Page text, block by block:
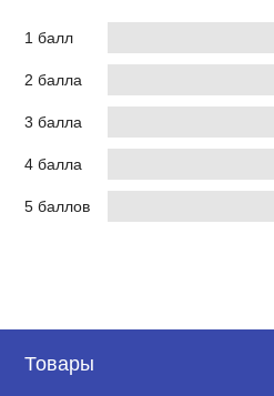
1 балл
2 балла
3 балла
4 балла
5 баллов
Товары